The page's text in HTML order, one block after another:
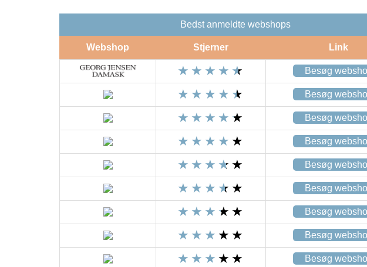
Bedst anmeldte webshops
Webshop Stjerner Link
Besøg
Besøg
Besøg
Besøg
Besøg
Besøg
Besøg
Besøg
Besøg